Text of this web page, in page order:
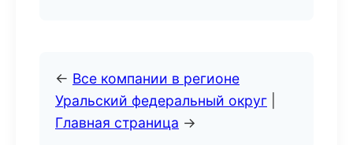
← Все компании в регионе
Уральский федеральный округ
Главная страница →